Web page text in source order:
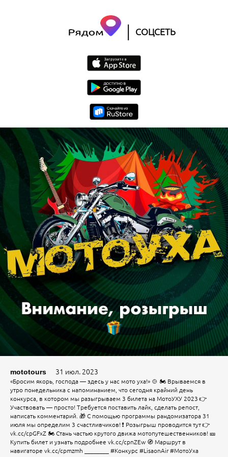
| СОЦСЕТЬ
mototours 31 июл. 2023
«Бросим якорь, господа — здесь у нас мото уха!» 🍲 🏍 Врываемся в
утро понедельника с напоминанием, что сегодня крайний день
конкурса, в котором мы разыгрываем 3 билета на МотоУХУ 2023 👉
Участвовать — просто! Требуется поставить лайк, сделать репост,
написать комментарий. 🎁 С помощью программы рандомизатора 31
июля мы определим 3 счастливчиков! ❗️ Розыгрыш проводится тут 👉
vk.cc/cpGFxZ 🏍 Стань частью крутого движа мотопутешественников! 🎫
Купить билет и узнать подробнее vk.cc/cpnZEw 🧭 Маршрут в
навигаторе vk.cc/cpmzmh ________ #Конкурс #LisaonAir #МотоУха